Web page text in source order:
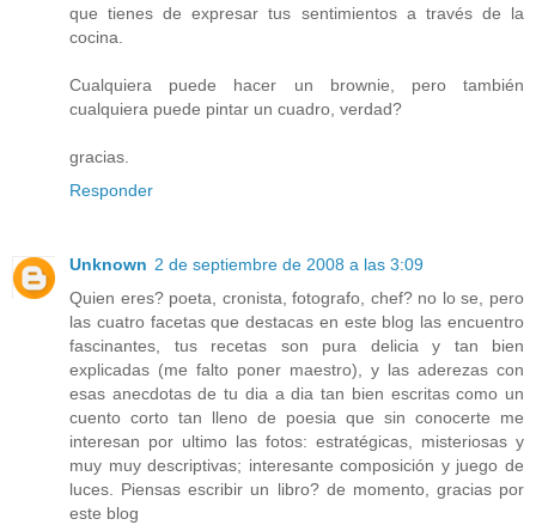
que tienes de expresar tus sentimientos a través de la
cocina.
Cualquiera puede hacer un brownie, pero también
cualquiera puede pintar un cuadro, verdad?
gracias.
Responder
Unknown 2 de septiembre de 2008 a las 3:09
Quien eres? poeta, cronista, fotografo, chef? no lo se, pero
las cuatro facetas que destacas en este blog las encuentro
fascinantes, tus recetas son pura delicia y tan bien
explicadas (me falto poner maestro), y las aderezas con
esas anecdotas de tu dia a dia tan bien escritas como un
cuento corto tan lleno de poesia que sin conocerte me
interesan por ultimo las fotos: estratégicas, misteriosas y
muy muy descriptivas; interesante composición y juego de
luces. Piensas escribir un libro? de momento, gracias por
este blog